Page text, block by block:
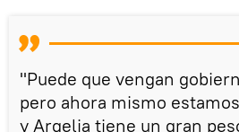
"Puede que vengan
pero ahora mismo
y Argelia tiene un gran